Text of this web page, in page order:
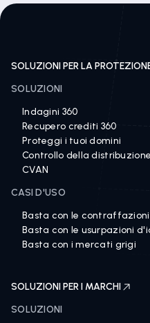
SOLUZIONI PER LA
SOLUZIONI
Indagini 360
Recupero crediti 360
Proteggi i tuoi domini
Controllo della distribuzione
CVAN
CASI D'USO
Basta con le contraffazioni
Basta con le usurpazioni
Basta con i mercati grigi
SOLUZIONI PER I MARCHI
SOLUZIONI